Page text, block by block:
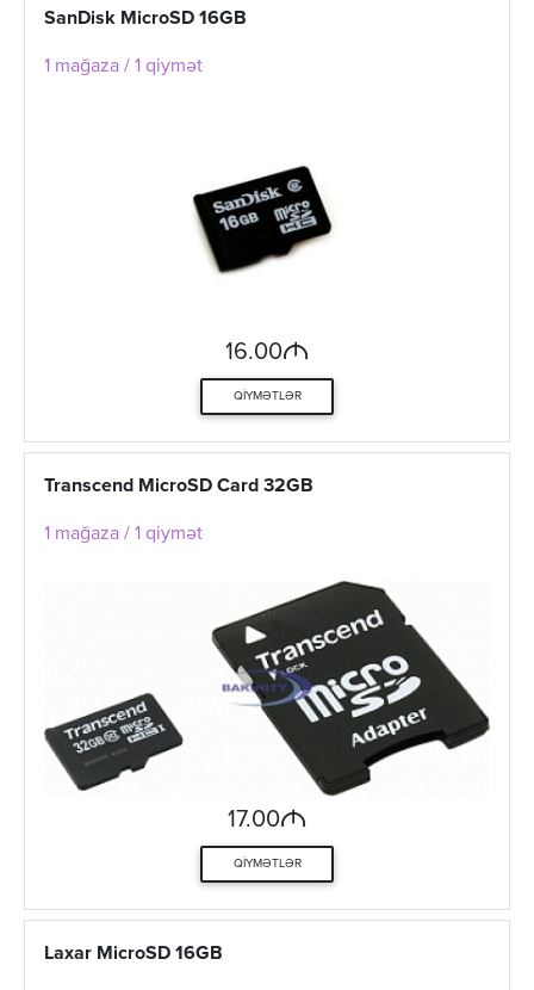
SanDisk MicroSD 16GB
1 mağaza / 1 qiymət
16.00M
QIYMƏTLƏR
Transcend MicroSD Card 32GB
1 mağaza / 1 qiymət
17.00M
QIYMƏTLƏR
Laxar MicroSD 16GB